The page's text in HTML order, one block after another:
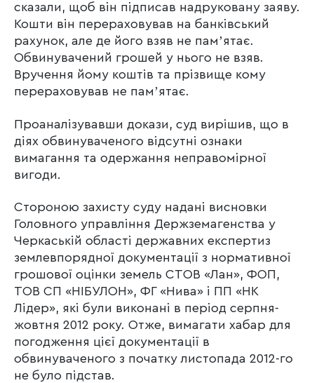
сказали, щоб він підписав надруковану заяву.
Кошти він перераховував на банківський
рахунок, але де його взяв не памʼятає.
Обвинувачений грошей у нього не взяв.
Вручення йому коштів та прізвище кому
перераховував не памʼятає.
Проаналізувавши докази, суд вирішив, що в
діях обвинуваченого відсутні ознаки
вимагання та одержання неправомірної
вигоди.
Стороною захисту суду надані висновки
Головного управління Держземагенства у
Черкаській області державних експертиз
землевпорядної документації з нормативної
грошової оцінки земель СТОВ «Лан», ФОП,
ТОВ СП «НІБУЛОН», ФГ «Нива» і ПП «НК
Лідер», які були виконані в період серпня-
жовтня 2012 року. Отже, вимагати хабар для
погодження цієї документації в
обвинуваченого з початку листопада 2012-го
не було підстав.